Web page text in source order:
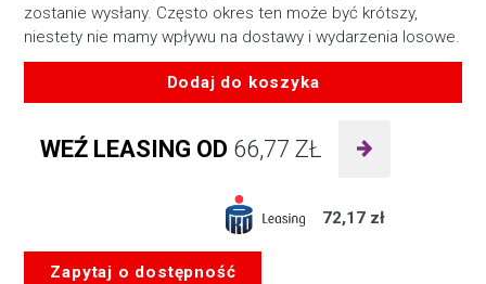
zostanie wysłany. Często okres ten może być krótszy,
niestety nie mamy wpływu na dostawy i wydarzenia losowe.
Dodaj do koszyka
Obiektyw
Olympus
12mm
WEŹ LEASING OD 66,77ZŁ
72,17 zł
Zapytaj o dostępność